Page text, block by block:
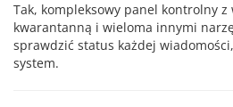
Tak, kompleksowy panel kontrolny
kwarantanną i wieloma innymi
sprawdzić status każdej
system.